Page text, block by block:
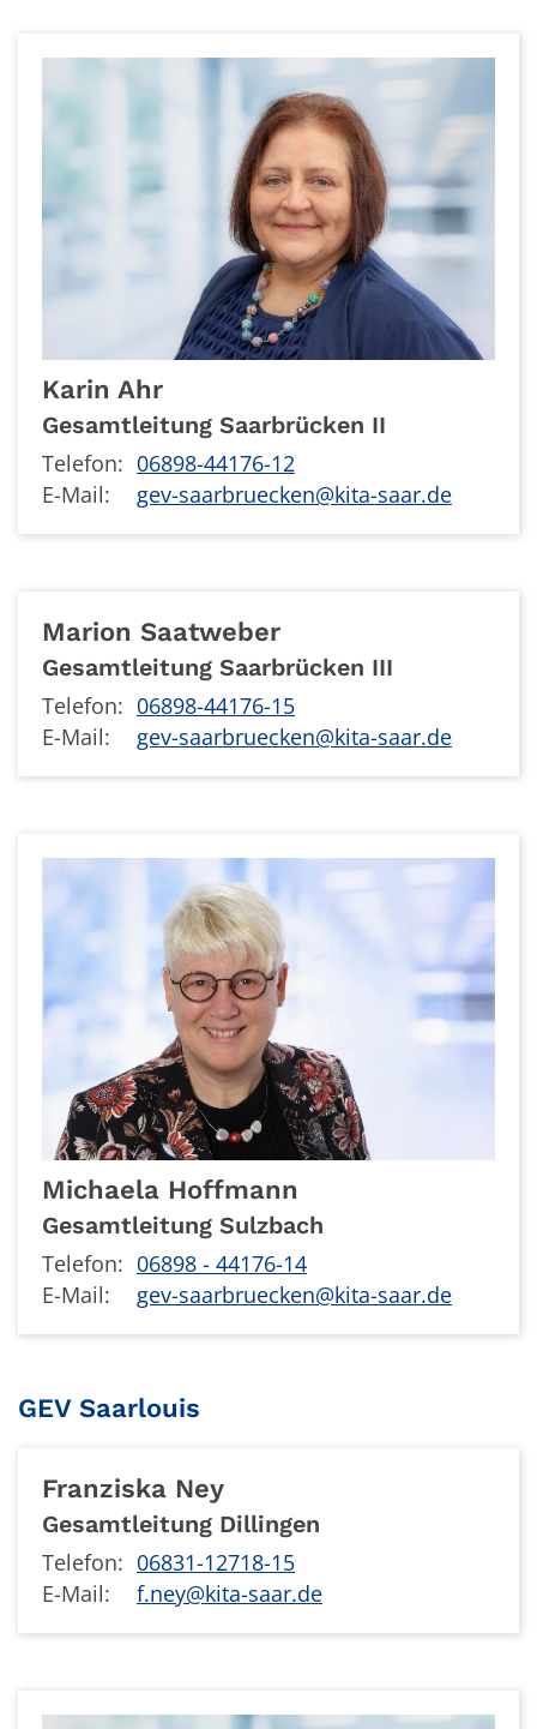
Karin Ahr
Gesamtleitung Saarbrücken II
Telefon: 06898-44176-12
E-Mail:
gev-saarbruecken@kita-saar.de
Marion Saatweber
Gesamtleitung Saarbrücken III
Telefon: 06898-44176-15
E-Mail:
gev-saarbruecken@kita-saar.de
Michaela Hoffmann
Gesamtleitung Sulzbach
Telefon: 06898 - 44176-14
E-Mail:
gev-saarbruecken@kita-saar.de
GEV Saarlouis
Franziska Ney
Gesamtleitung Dillingen
Telefon: 06831-12718-15
E-Mail:
f.ney@kita-saar.de